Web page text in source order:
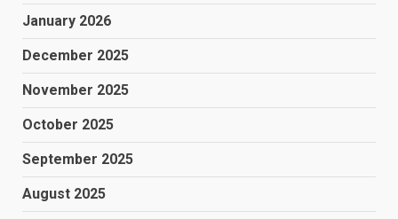
January 2026
December 2025
November 2025
October 2025
September 2025
August 2025